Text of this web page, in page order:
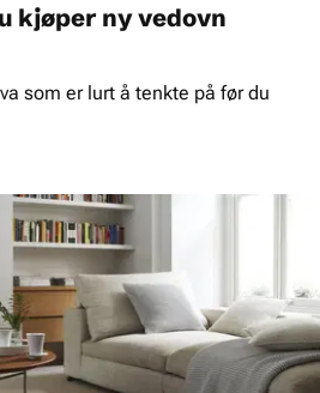
kjøper ny vedovn
som er lurt å tenkte på før du